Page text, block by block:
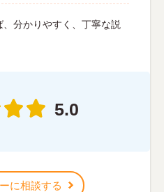
分かりやすく、丁寧な説
5.0
に相談する